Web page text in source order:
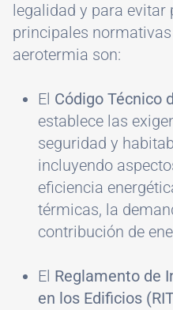
legalidad y para
principales
aerotermia son:
El Código Técnico
establece las
seguridad y
incluyendo
eficiencia
térmicas, la
contribución de
El Reglamento de
en los Edificios